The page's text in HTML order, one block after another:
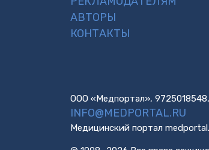
АВТОРЫ
КОНТАКТЫ
ООО «Медпортал»,
INFO@MEDPORTAL.RU
Медицинский портал